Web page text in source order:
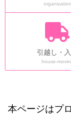
organization
引越し・
house-
本ページはプ